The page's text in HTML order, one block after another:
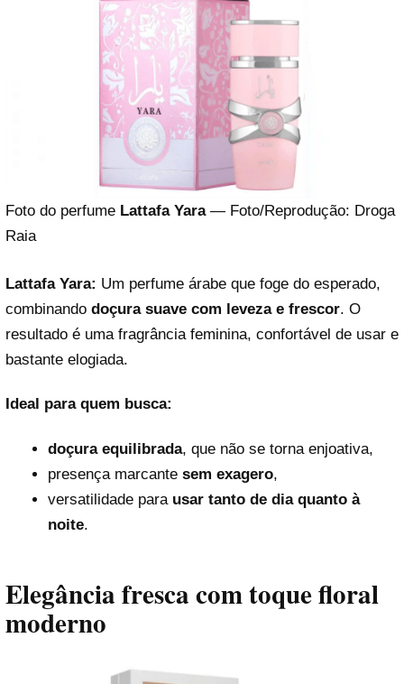
Foto do perfume Lattafa Yara— Foto/Reprodução: Droga
Raia
Lattafa Yara: Um perfume árabe que foge do esperado,
combinando doçura suave com leveza e frescor. O
resultado é uma fragrância feminina, confortável de usar e
bastante elogiada.
Ideal para quem busca:
doçura equilibrada, que não se torna enjoativa,
presença marcante sem exagero,
versatilidade para usar tanto de dia quanto à
noite.
Elegância fresca com toque floral
moderno